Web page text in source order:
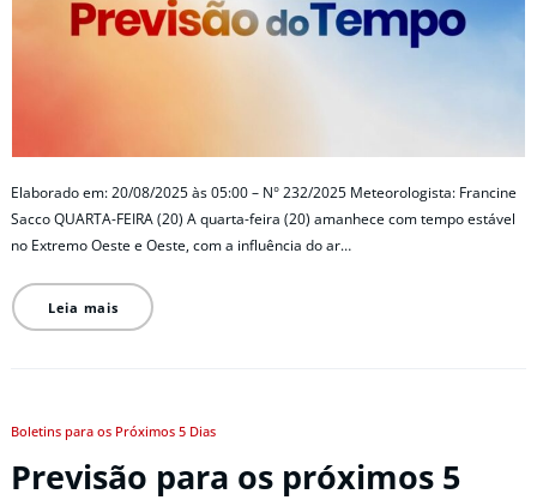
Elaborado em: 20/08/2025 às 05:00 – N° 232/2025 Meteorologista: Francine
Sacco QUARTA-FEIRA (20) A quarta-feira (20) amanhece com tempo estável
no Extremo Oeste e Oeste, com a influência do ar…
Leia mais
Boletins para os Próximos 5 Dias
Previsão para os próximos 5